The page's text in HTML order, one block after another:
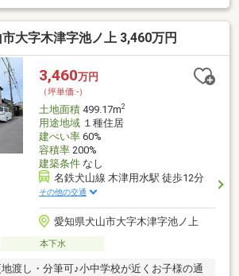
大字木津字池ノ上 3,460万円
3,460万円
（坪単価:-）
土地面積499.17m2
用途地域１種住居
建ぺい率60%
容積率200%
建築条件なし
名鉄犬山線 木津用水駅 徒歩12分
その他の交通
愛知県犬山市大字木津字池ノ上
本下水
渡し・分筆可♪小中学校が近くお子様の通